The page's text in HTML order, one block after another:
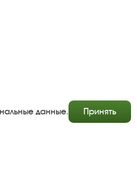
данные. Принять